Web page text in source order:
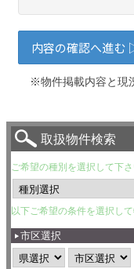
※物件掲載内容と現
取扱物件検索
ご希望の種別を選択して下
以下ご希望の条件を選択し
市区選択